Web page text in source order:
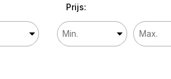
Prijs: